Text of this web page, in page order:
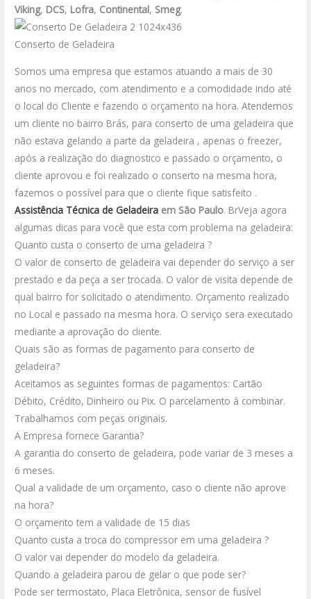
Viking, DCS, Lofra, Continental, Smeg.
Conserto de Geladeira
Somos uma empresa que estamos atuando a mais de 30
anos no mercado, com atendimento e a comodidade indo até
o local do Cliente e fazendo o orçamento na hora. Atendemos
um cliente no bairro Brás, para conserto de uma geladeira que
não estava gelando a parte da geladeira , apenas o freezer,
após a realização do diagnostico e passado o orçamento, o
cliente aprovou e foi realizado o conserto na mesma hora,
fazemos o possível para que o cliente fique satisfeito .
Assistência Técnica de Geladeira em São Paulo. BrVeja agora
algumas dicas para você que esta com problema na geladeira:
Quanto custa o conserto de uma geladeira ?
O valor de conserto de geladeira vai depender do serviço a ser
prestado e da peça a ser trocada. O valor de visita depende de
qual bairro for solicitado o atendimento. Orçamento realizado
no Local e passado na mesma hora. O serviço sera executado
mediante a aprovação do cliente.
Quais são as formas de pagamento para conserto de
geladeira?
Aceitamos as seguintes formas de pagamentos: Cartão
Débito, Crédito, Dinheiro ou Pix. O parcelamento á combinar.
Trabalhamos com peças originais.
A Empresa fornece Garantia?
A garantia do conserto de geladeira, pode variar de 3 meses a
6 meses.
Qual a validade de um orçamento, caso o cliente não aprove
na hora?
O orçamento tem a validade de 15 dias
Quanto custa a troca do compressor em uma geladeira ?
O valor vai depender do modelo da geladeira.
Quando a geladeira parou de gelar o que pode ser?
Pode ser termostato, Placa Eletrônica, sensor de fusível